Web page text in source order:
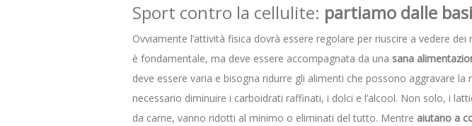
Sport contro la cellulite: partiamo dalle basi
Ovviamente l’attività fisica dovrà essere regolare per riuscire a vedere
è fondamentale, ma deve essere accompagnata da una sana
deve essere varia e bisogna ridurre gli alimenti che possono aggravare la
necessario diminuire i carboidrati raffinati, i dolci e l’alcool. Non solo, i
da carne, vanno ridotti al minimo o eliminati del tutto. Mentre aiutano a